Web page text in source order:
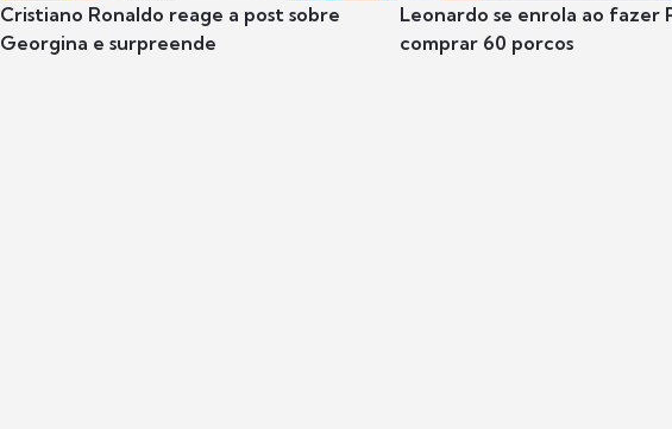
Cristiano Ronaldo reage a post sobre
Georgina e surpreende
Leonardo se enrola ao fazer
comprar 60 porcos